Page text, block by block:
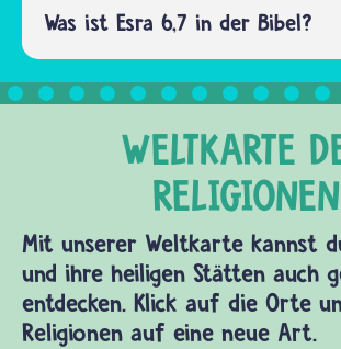
Was ist Esra 6,7 in der Bibel?
Mit unserer Weltkarte kannst
und ihre heiligen Stätten auch
entdecken. Klick auf die Orte
Religionen auf eine neue Art.